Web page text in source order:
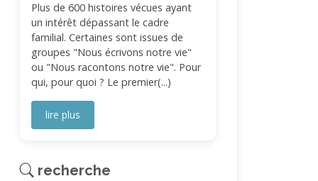
Plus de 600 histoires vécues ayant
un intérêt dépassant le cadre
familial. Certaines sont issues de
groupes "Nous écrivons notre vie"
ou "Nous racontons notre vie". Pour
qui, pour quoi ? Le premier(...)
lire plus
recherche